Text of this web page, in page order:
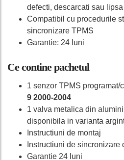
defecti, descarcati sau lipsa
Compatibil cu procedurile
sincronizare TPMS
Garantie: 24 luni
Ce contine pachetul
1 senzor TPMS programat/
9 2000-2004
1 valva metalica din
disponibila in varianta
Instructiuni de montaj
Instructiuni de sincronizare
Garantie 24 luni